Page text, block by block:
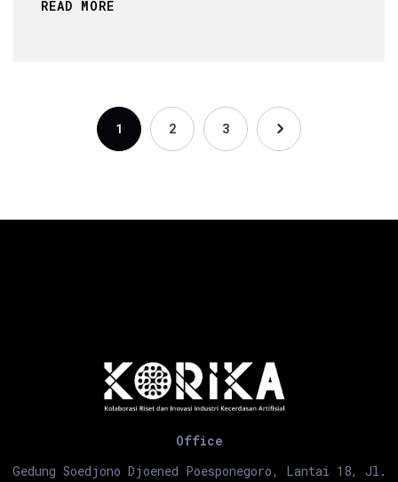
READ MORE
1 2 3
Office
Gedung Soedjono Djoened Poesponegoro, Lantai 18, Jl.